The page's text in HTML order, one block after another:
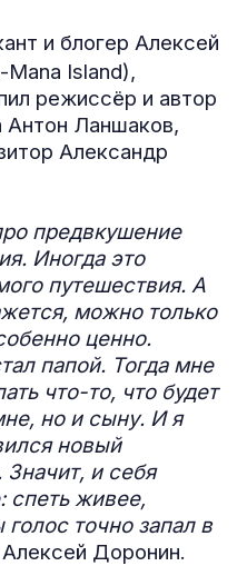
и блогер Алексей
Island),
режиссёр и автор
Антон Ланшаков,
Александр
предвкушение
Иногда это
путешествия. А
можно только
ценно.
папой. Тогда мне
что-то, что будет
но и сыну. И я
новый
и себя
спеть живее,
точно запал в
Алексей Доронин.